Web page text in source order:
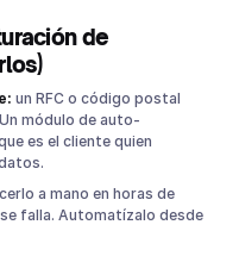
de
un RFC o código postal
módulo de auto-
es el cliente quien
a mano en horas de
falla. Automatízalo desde